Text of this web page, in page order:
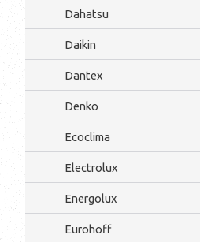
Dahatsu
Daikin
Dantex
Denko
Ecoclima
Electrolux
Energolux
Eurohoff